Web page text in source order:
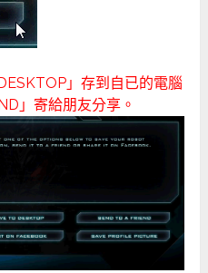
」存到自已的電腦
」寄給朋友分享。